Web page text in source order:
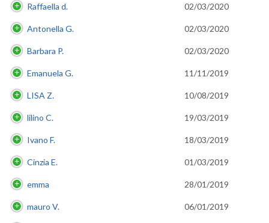
Raffaella d. 02/03/2020
Antonella G. 02/03/2020
Barbara P. 02/03/2020
Emanuela G. 11/11/2019
LISA Z. 10/08/2019
lilino C. 19/03/2019
Ivano F. 18/03/2019
Cinzia E. 01/03/2019
emma 28/01/2019
mauro V. 06/01/2019